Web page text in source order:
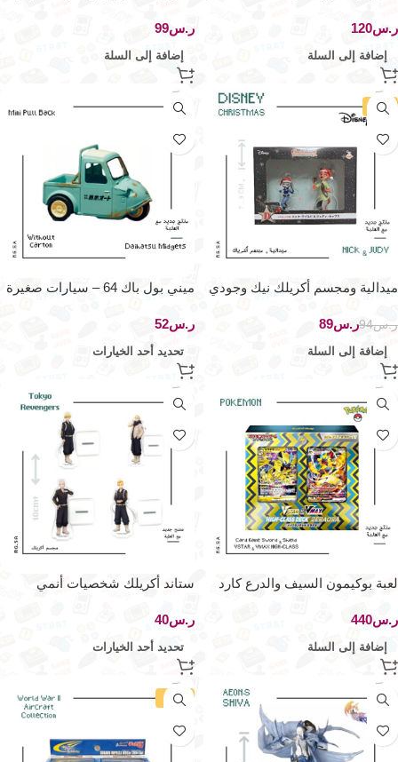
ر.س
إضافة إلى السلة
ر.س
إضافة إلى السلة
-5%
ميدالية ومجسم أكريلك نيك وجودي
ر.س94ر.س89
إضافة إلى السلة
ميني بول باك 64 – سيارات صغيرة
ر.س
تحديد أحد الخيارات
لعبة بوكيمون السيف والدرع كارد
ر.س
إضافة إلى السلة
ستاند أكريلك شخصيات أنمي
ر.س
تحديد أحد الخيارات
-20%